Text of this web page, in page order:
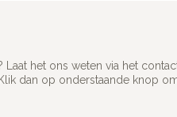
het ons weten via het
dan op onderstaande knop